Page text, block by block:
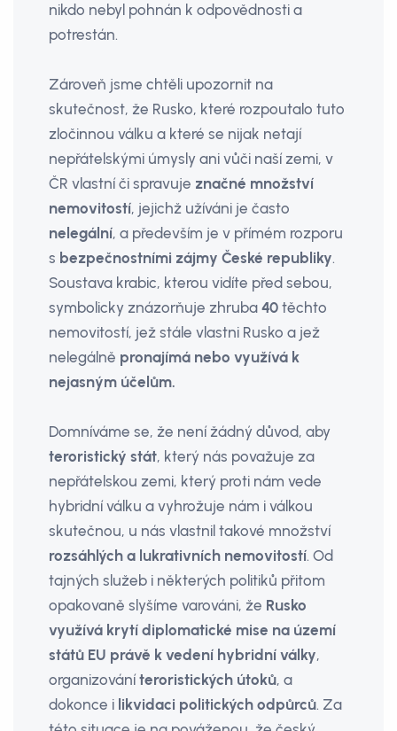
nikdo nebyl pohnán k odpovědnosti a
potrestán.
Zároveň jsme chtěli upozornit na
skutečnost, že Rusko, které rozpoutalo tuto
zločinnou válku a které se nijak netají
nepřátelskými úmysly ani vůči naší zemi, v
ČR vlastní či spravuje značné množství
nemovitostí, jejichž užíváni je často
nelegální, a především je v přímém rozporu
s bezpečnostními zájmy České republiky.
Soustava krabic, kterou vidíte před sebou,
symbolicky znázorňuje zhruba 40 těchto
nemovitostí, jež stále vlastni Rusko a jež
nelegálně pronajímá nebo využívá k
nejasným účelům.
Domníváme se, že není žádný důvod, aby
teroristický stát, který nás považuje za
nepřátelskou zemi, který proti nám vede
hybridní válku a vyhrožuje nám i válkou
skutečnou, u nás vlastnil takové množství
rozsáhlých a lukrativních nemovitostí. Od
tajných služeb i některých politiků přitom
opakovaně slyšíme varováni, že Rusko
využívá krytí diplomatické mise na území
států EU právě k vedení hybridní války,
organizováníteroristických útoků, a
dokonce i likvidaci politických odpůr­ců. Za